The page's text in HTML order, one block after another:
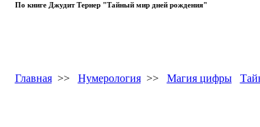
По книге Джудит Тернер "Тайный мир дней рождения"
Главная>> Нумерология>> Магия цифры